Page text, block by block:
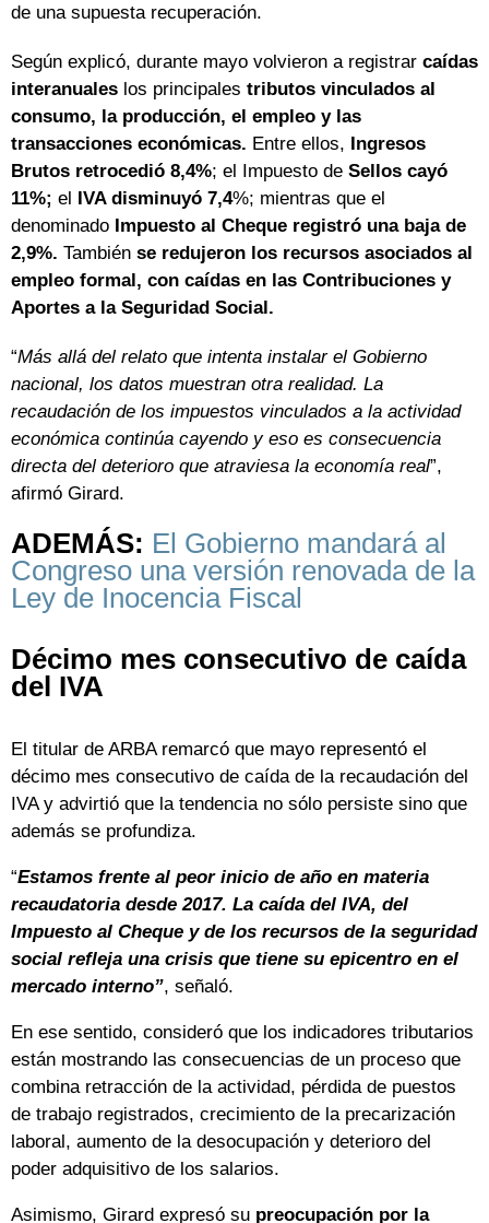
de una supuesta recuperación.
Según explicó, durante mayo volvieron a registrar caídas
interanuales los principales tributos vinculados al
consumo, la producción, el empleo y las
transacciones económicas. Entre ellos, Ingresos
Brutos retrocedió 8,4%; el Impuesto de Sellos cayó
11%; el IVA disminuyó 7,4%; mientras que el
denominado Impuesto al Cheque registró una baja de
2,9%. También se redujeron los recursos asociados al
empleo formal, con caídas en las Contribuciones y
Aportes a la Seguridad Social.
“Más allá del relato que intenta instalar el Gobierno
nacional, los datos muestran otra realidad. La
recaudación de los impuestos vinculados a la actividad
económica continúa cayendo y eso es consecuencia
directa del deterioro que atraviesa la economía real”,
afirmó Girard.
ADEMÁS: El Gobierno mandará al
Congreso una versión renovada de la
Ley de Inocencia Fiscal
Décimo mes consecutivo de caída
del IVA
El titular de ARBA remarcó que mayo representó el
décimo mes consecutivo de caída de la recaudación del
IVA y advirtió que la tendencia no sólo persiste sino que
además se profundiza.
“Estamos frente al peor inicio de año en materia
recaudatoria desde 2017. La caída del IVA, del
Impuesto al Cheque y de los recursos de la seguridad
social refleja una crisis que tiene su epicentro en el
mercado interno”, señaló.
En ese sentido, consideró que los indicadores tributarios
están mostrando las consecuencias de un proceso que
combina retracción de la actividad, pérdida de puestos
de trabajo registrados, crecimiento de la precarización
laboral, aumento de la desocupación y deterioro del
poder adquisitivo de los salarios.
Asimismo, Girard expresó su preocupación por la